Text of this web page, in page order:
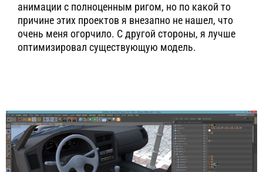
анимации с полноценным ригом, но по какой то
причине этих проектов я внезапно не нашел, что
очень меня огорчило. С другой стороны, я лучше
оптимизировал существующую модель.